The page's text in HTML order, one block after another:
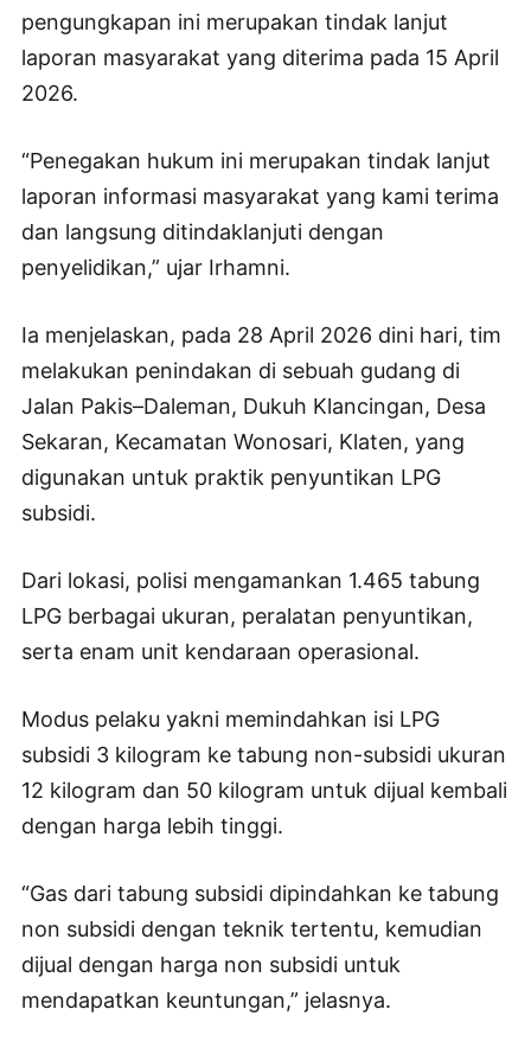
pengungkapan ini merupakan tindak lanjut
laporan masyarakat yang diterima pada 15 April
2026.
“Penegakan hukum ini merupakan tindak lanjut
laporan informasi masyarakat yang kami terima
dan langsung ditindaklanjuti dengan
penyelidikan,” ujar Irhamni.
Ia menjelaskan, pada 28 April 2026 dini hari, tim
melakukan penindakan di sebuah gudang di
Jalan Pakis–Daleman, Dukuh Klancingan, Desa
Sekaran, Kecamatan Wonosari, Klaten, yang
digunakan untuk praktik penyuntikan LPG
subsidi.
Dari lokasi, polisi mengamankan 1.465 tabung
LPG berbagai ukuran, peralatan penyuntikan,
serta enam unit kendaraan operasional.
Modus pelaku yakni memindahkan isi LPG
subsidi 3 kilogram ke tabung non-subsidi ukuran
12 kilogram dan 50 kilogram untuk dijual kembali
dengan harga lebih tinggi.
“Gas dari tabung subsidi dipindahkan ke tabung
non subsidi dengan teknik tertentu, kemudian
dijual dengan harga non subsidi untuk
mendapatkan keuntungan,” jelasnya.